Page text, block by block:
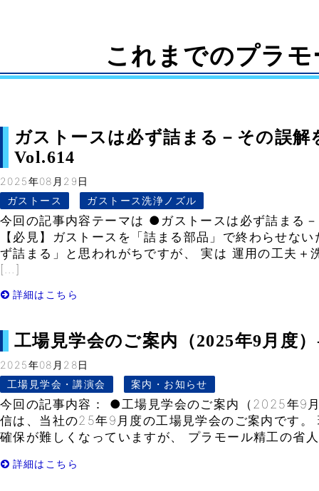
これまでのプラ
ガストースは必ず詰まる－その誤解
Vol.614
2025年08月29日
ガストース
ガストース洗浄ノズル
今回の記事内容テーマは ●ガストースは必ず詰まる
【必見】ガストースを「詰まる部品」で終わらせな
ず詰まる」と思われがちですが、 実は 運用の工夫＋
[…]
詳細はこちら
工場見学会のご案内（2025年9月度
2025年08月28日
工場見学会・講演会
案内・お知らせ
今回の記事内容： ●工場見学会のご案内（2025年9
信は、当社の25年9月度の工場見学会のご案内です。
確保が難しくなっていますが、 プラモール精工の省
詳細はこちら